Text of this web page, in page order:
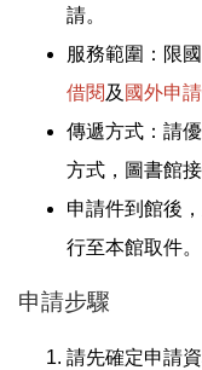
請。
服務範圍：限
借閱 及 國外申
傳遞方式：請
方式，圖書館
申請件到館後
行至本館取件。
申請步驟
請先確定申請